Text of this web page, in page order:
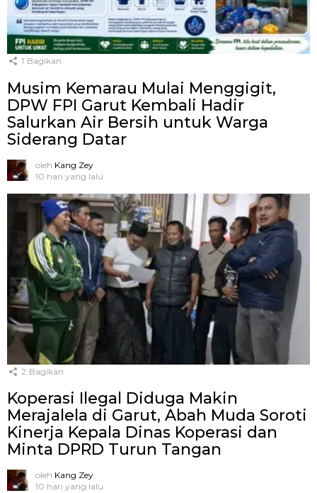
1 Bagikan
Musim Kemarau Mulai Menggigit,
DPW FPI Garut Kembali Hadir
Salurkan Air Bersih untuk Warga
Siderang Datar
oleh Kang Zey
10 hari yang lalu
2 Bagikan
Koperasi Ilegal Diduga Makin
Merajalela di Garut, Abah Muda Soroti
Kinerja Kepala Dinas Koperasi dan
Minta DPRD Turun Tangan
oleh Kang Zey
10 hari yang lalu